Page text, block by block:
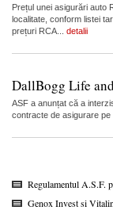
Prețul unei asigurări auto
localitate, conform listei
prețuri RCA... detalii
DallBogg Life
ASF a anunțat că a
contracte de asigurare pe
Regulamentul A.S.F.
Genox Invest si